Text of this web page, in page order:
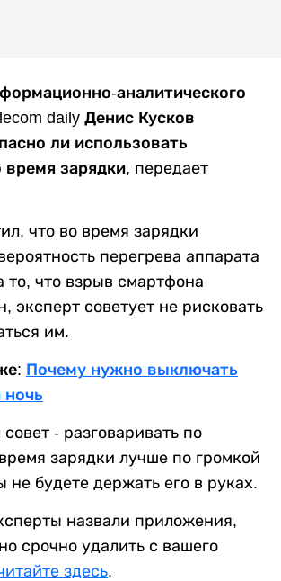
аналитического
daily Денис Кусков
ли использовать
зарядки, передает
что во время зарядки
перегрева аппарата
то, что взрыв смартфона
эксперт советует не рисковать
им.
Почему нужно выключать
- разговаривать по
зарядки лучше по громкой
не будете держать его в руках.
назвали приложения,
срочно удалить с вашего
здесь.